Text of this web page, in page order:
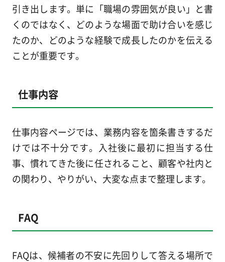
引き出します。単に「職場の雰囲気が良い」と書
くのではなく、どのような場面で助け合いを感じ
たのか、どのような経験で成長したのかを伝える
ことが重要です。
仕事内容
仕事内容ページでは、業務内容を箇条書きするだ
けでは不十分です。入社後に最初に担当する仕
事、慣れてきた後に任されること、顧客や社内と
の関わり、やりがい、大変な点まで整理します。
FAQ
FAQは、候補者の不安に先回りして答える場所で